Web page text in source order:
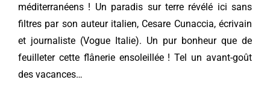
méditerranéens ! Un paradis sur terre révélé ici sans
filtres par son auteur italien, Cesare Cunaccia, écrivain
et journaliste (Vogue Italie). Un pur bonheur que de
feuilleter cette flânerie ensoleillée ! Tel un avant-goût
des vacances…